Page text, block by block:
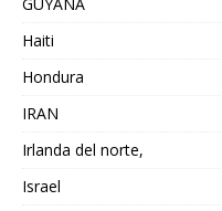
Haiti
Hondura
IRAN
Irlanda del norte,
Israel